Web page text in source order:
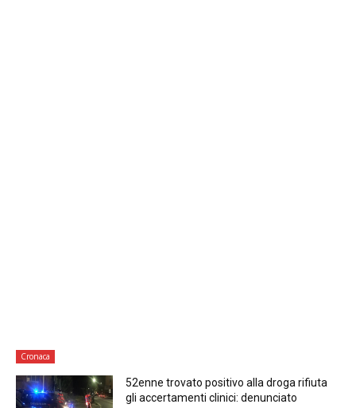
Cronaca
52enne trovato positivo alla droga rifiuta
gli accertamenti clinici: denunciato